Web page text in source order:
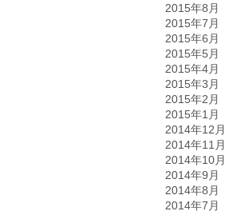
2015年8月
2015年7月
2015年6月
2015年5月
2015年4月
2015年3月
2015年2月
2015年1月
2014年12月
2014年11月
2014年10月
2014年9月
2014年8月
2014年7月